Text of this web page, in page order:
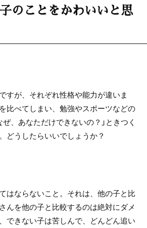
のことをかわいいと思
すが、それぞれ性格や能力が違いま
比べてしまい、勉強やスポーツなどの
、あなただけできないの？」ときつく
どうしたらいいでしょうか？
はならないこと。それは、他の子と比
んを他の子と比較するのは絶対にダメ
できない子は苦しんで、どんどん追い